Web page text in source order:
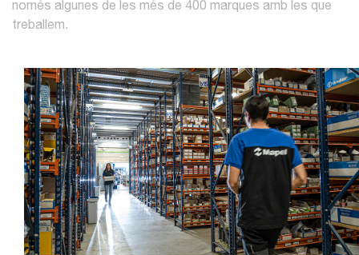
només algunes de les més de 400 marques amb les que
treballem.